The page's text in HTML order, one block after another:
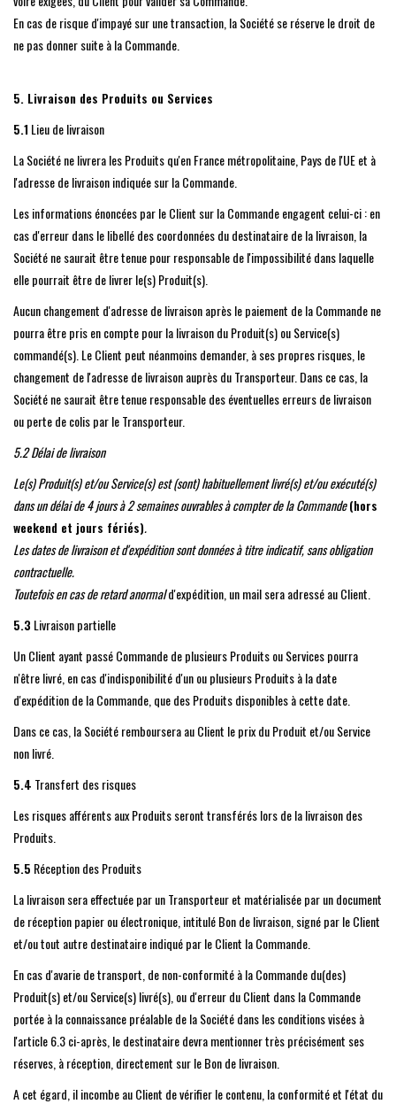
En cas de risque d'impayé sur une transaction, la Société se réserve le droit de
ne pas donner suite à la Commande.
5. Livraison des Produits ou Services
5.1Lieu de livraison
La Société ne livrera les Produits qu'en France métropolitaine, Pays de l'UE et à
l'adresse de livraison indiquée sur la Commande.
Les informations énoncées par le Client sur la Commande engagent celui-ci : en
cas d'erreur dans le libellé des coordonnées du destinataire de la livraison, la
Société ne saurait être tenue pour responsable de l'impossibilité dans laquelle
elle pourrait être de livrer le(s) Produit(s).
Aucun changement d'adresse de livraison après le paiement de la Commande ne
pourra être pris en compte pour la livraison du Produit(s) ou Service(s)
commandé(s). Le Client peut néanmoins demander, à ses propres risques, le
changement de l'adresse de livraison auprès du Transporteur. Dans ce cas, la
Société ne saurait être tenue responsable des éventuelles erreurs de livraison
ou perte de colis par le Transporteur.
5.2Délai de livraison
Le(s) Produit(s) et/ou Service(s) est (sont) habituellement livré(s) et/ou exécuté(s)
dans un délai de 4 jours à 2 semaines ouvrables à compter de la Commande(hors
weekend et jours fériés).
Les dates de livraison et d'expédition sont données à titre indicatif, sans obligation
contractuelle.
Toutefois en cas de retard anormald'expédition, un mail sera adressé au Client.
5.3 Livraison partielle
Un Client ayant passé Commande de plusieurs Produits ou Services pourra
n'être livré, en cas d'indisponibilité d'un ou plusieurs Produits à la date
d'expédition de la Commande, que des Produits disponibles à cette date.
Dans ce cas, la Société remboursera au Client le prix du Produit et/ou Service
non livré.
5.4 Transfert des risques
Les risques afférents aux Produits seront transférés lors de la livraison des
Produits.
5.5 Réception des Produits
La livraison sera effectuée par un Transporteur et matérialisée par un document
de réception papier ou électronique, intitulé Bon de livraison, signé par le Client
et/ou tout autre destinataire indiqué par le Client la Commande.
En cas d'avarie de transport, de non-conformité à la Commande du(des)
Produit(s) et/ou Service(s) livré(s), ou d'erreur du Client dans la Commande
portée à la connaissance préalable de la Société dans les conditions visées à
l'article 6.3 ci-après, le destinataire devra mentionner très précisément ses
réserves, à réception, directement sur le Bon de livraison.
A cet égard, il incombe au Client de vérifier le contenu, la conformité et l'état du